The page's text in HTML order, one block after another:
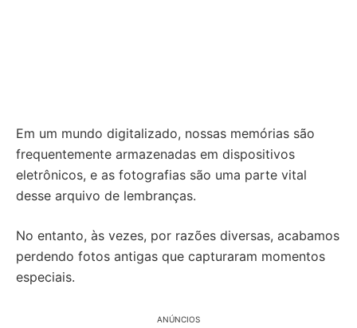
Em um mundo digitalizado, nossas memórias são
frequentemente armazenadas em dispositivos
eletrônicos, e as fotografias são uma parte vital
desse arquivo de lembranças.
No entanto, às vezes, por razões diversas, acabamos
perdendo fotos antigas que capturaram momentos
especiais.
ANÚNCIOS